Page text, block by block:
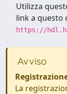
Utilizza
link a questo
https://
Avviso
La